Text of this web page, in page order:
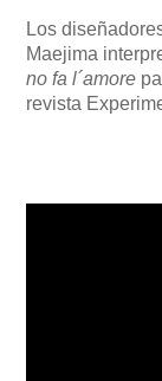
Los
Maejima
no fa l´amore
revista